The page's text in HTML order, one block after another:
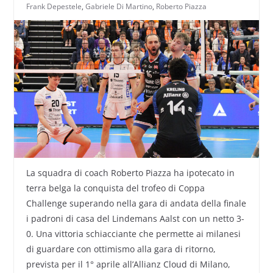
Frank Depestele, Gabriele Di Martino, Roberto Piazza
La squadra di coach Roberto Piazza ha ipotecato in
terra belga la conquista del trofeo di Coppa
Challenge superando nella gara di andata della finale
i padroni di casa del Lindemans Aalst con un netto 3-
0. Una vittoria schiacciante che permette ai milanesi
di guardare con ottimismo alla gara di ritorno,
prevista per il 1° aprile all’Allianz Cloud di Milano,